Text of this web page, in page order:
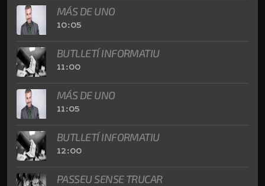
MÁS DE UNO
10:05
BUTLLETÍ INFORMATIU
11:00
MÁS DE UNO
11:05
BUTLLETÍ INFORMATIU
12:00
PASSEU SENSE TRUCAR